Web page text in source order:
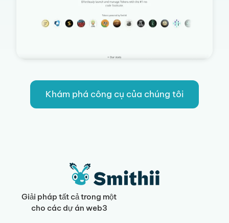
Khám phá công cụ của chúng tôi
Giải pháp tất cả trong một
cho các dự án web3